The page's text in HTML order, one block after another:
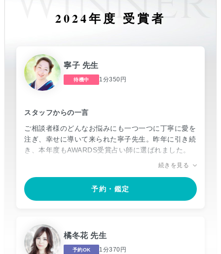
2024年度 受賞者
寧子 先生
待機中 1分350円
スタッフからの一言
ご相談者様のどんなお悩みにも一つ一つに丁寧に愛を
注ぎ、幸せに導いて来られた寧子先生。昨年に引き続
き、本年度もAWARDS受賞占い師に選ばれました。
方になりたい」という先生の信念のもと、真摯ながら
も深く、お悩みの核心に迫る鑑定で、多くのご相談者
鑑定後には心も身体も軽くなり、ふとおもりが外れた
ような感覚を覚えますが、それはご相談者様が気づか
ぬうちに抱えていた、不安や怖さからきていたもの。
続きを見る
予約・鑑定
橘冬花 先生
予約OK 1分370円